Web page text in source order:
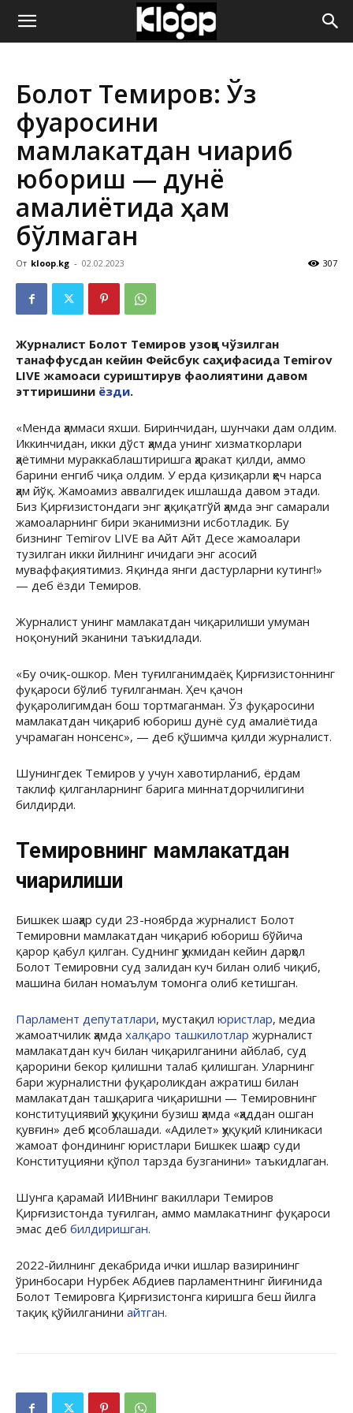
ҚИРҒИЗИСТОН
ЯНГИЛИКЛАРИ
Болот Темиров: Ўз
фуқаросини
мамлакатдан чиқариб
юбориш — дунё
амалиётида ҳам
бўлмаган
От kloop.kg - 02.02.2023 307
Журналист Болот Темиров узоққа чўзилган
танаффусдан кейин Фейсбук саҳифасида Temirov
LIVE жамоаси суриштирув фаолиятини давом
эттиришини ёзди.
«Менда ҳаммаси яхши. Биринчидан, шунчаки дам олдим.
Иккинчидан, икки дўст ҳамда унинг хизматкорлари
ҳаётимни мураккаблаштиришга ҳаракат қилди, аммо
барини енгиб чиқа олдим. У ерда қизиқарли ҳеч нарса
ҳам йўқ. Жамоамиз аввалгидек ишлашда давом этади.
Биз Қирғизистондаги энг ҳақиқатгўй ҳамда энг самарали
жамоаларнинг бири эканимизни исботладик. Бу
бизнинг Temirov LIVE ва Айт Айт Десе жамоалари
тузилган икки йилнинг ичидаги энг асосий
муваффақиятимиз. Яқинда янги дастурларни кутинг!»
— деб ёзди Темиров.
Журналист унинг мамлакатдан чиқарилиши умуман
ноқонуний эканини таъкидлади.
«Бу очиқ-ошкор. Мен туғилганимдаёқ Қирғизистоннинг
фуқароси бўлиб туғилганман. Ҳеч қачон
фуқаролигимдан бош тортмаганман. Ўз фуқаросини
мамлакатдан чиқариб юбориш дунё суд амалиётида
учрамаган нонсенс», — деб қўшимча қилди журналист.
Шунингдек Темиров у учун хавотирланиб, ёрдам
таклиф қилганларнинг барига миннатдорчилигини
билдирди.
Темировнинг мамлакатдан
чиқарилиши
Бишкек шаҳар суди 23-ноябрда журналист Болот
Темировни мамлакатдан чиқариб юбориш бўйича
қарор қабул қилган. Суднинг ҳукмидан кейин дарҳол
Болот Темировни суд залидан куч билан олиб чиқиб,
машина билан номаълум томонга олиб кетишган.
Парламент депутатлари, мустақил юристлар, медиа
жамоатчилик ҳамда халқаро ташкилотлар журналист
мамлакатдан куч билан чиқарилганини айблаб, суд
қарорини бекор қилишни талаб қилишган. Уларнинг
бари журналистни фуқароликдан ажратиш билан
мамлакатдан ташқарига чиқаришни — Темировнинг
конституциявий ҳуқуқини бузиш ҳамда «ҳаддан ошган
қувғин» деб ҳисоблашади. «Адилет» ҳуқуқий клиникаси
жамоат фондининг юристлари Бишкек шаҳар суди
Конституцияни қўпол тарзда бузганини» таъкидлаган.
Шунга қарамай ИИВнинг вакиллари Темиров
Қирғизистонда туғилган, аммо мамлакатнинг фуқароси
эмас деб билдиришган.
2022-йилнинг декабрида ички ишлар вазирининг
ўринбосари Нурбек Абдиев парламентнинг йиғинида
Болот Темировга Қирғизистонга киришга беш йилга
тақиқ қўйилганини айтган.